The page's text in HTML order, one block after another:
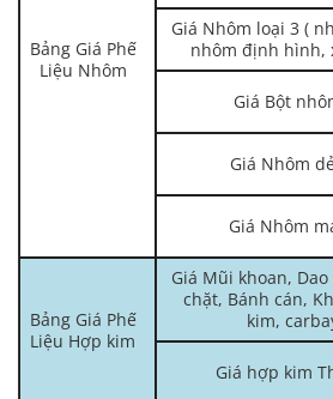
Bảng Giá Phế
Liệu Nhôm
Giá Nhôm loại 3 (
nhôm định hình,
Giá Bột
Giá Nhôm
Giá Nhôm
Bảng Giá Phế
Liệu Hợp kim
Giá Mũi khoan,
chặt, Bánh cán,
kim,
Giá hợp kim